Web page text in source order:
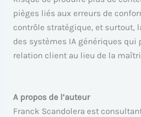
pièges liés aux erreurs de
contrôle stratégique, et surtout,
des systèmes IA génériques qui
relation client au lieu de la
A propos de l’auteur
Franck Scandolera est